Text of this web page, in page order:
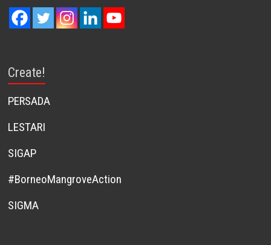
Create!
PERSADA
LESTARI
SIGAP
#BorneoMangroveAction
SIGMA